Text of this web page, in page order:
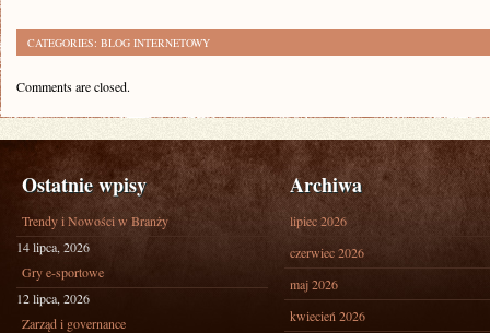
CATEGORIES: BLOG INTERNETOWY
Comments are closed.
Ostatnie wpisy
Trendy i Nowości w Branży
14 lipca, 2026
Gry e-sportowe
12 lipca, 2026
Zarząd i governance
Archiwa
lipiec 2026
czerwiec 2026
maj 2026
kwiecień 2026